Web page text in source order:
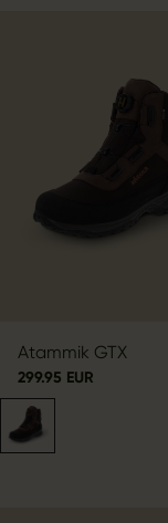
Atammik GTX
299.95 EUR